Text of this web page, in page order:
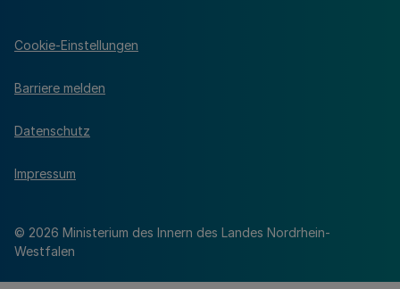
© 2026 Ministerium des Innern des Landes Nordrhein-
Westfalen
Cookie-Einstellungen
Barriere melden
Datenschutz
Impressum